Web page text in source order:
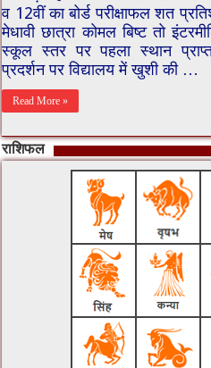
व 12वीं का बोर्ड परीक्षाफल शत
मेधावी छात्रा कोमल बिष्ट तो
स्कूल स्तर पर पहला स्थान प्राप्त
प्रदर्शन पर विद्यालय में खुशी की …
Read More »
राशिफल